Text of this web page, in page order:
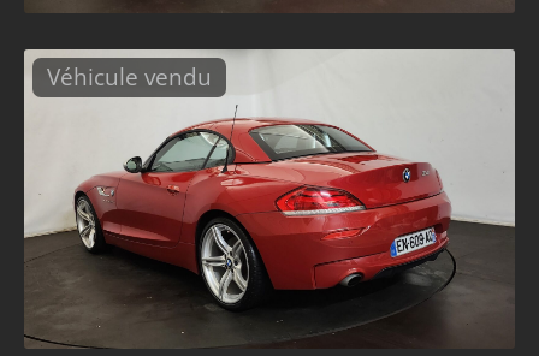
Véhicule vendu